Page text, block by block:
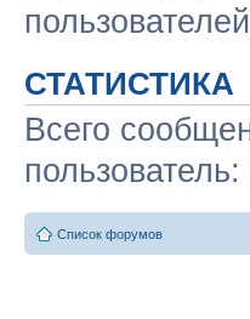
пользователей
СТАТИСТИКА
Всего
пользователь:
Список форумов